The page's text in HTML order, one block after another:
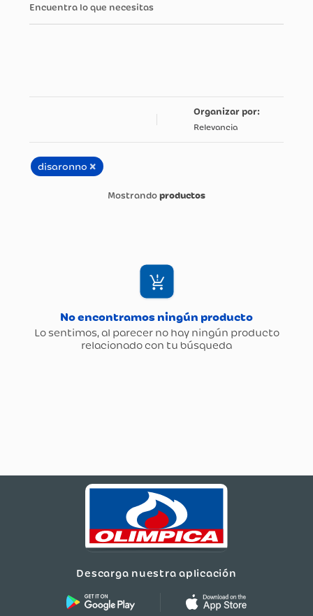
Encuentra lo que necesitas
Relevancia
disaronno ×
productos
Descarga nuestra aplicación